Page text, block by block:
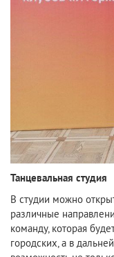
Танцевальная студия
В студии можно
различные
команду, которая
городских, а в